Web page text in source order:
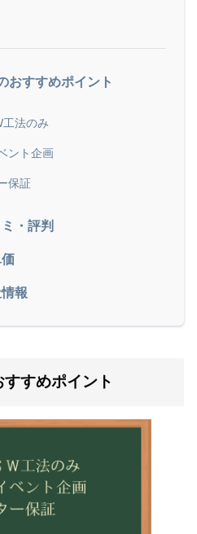
おすすめポイント
工法のみ
ント企画
保証
・評判
報
すめポイント